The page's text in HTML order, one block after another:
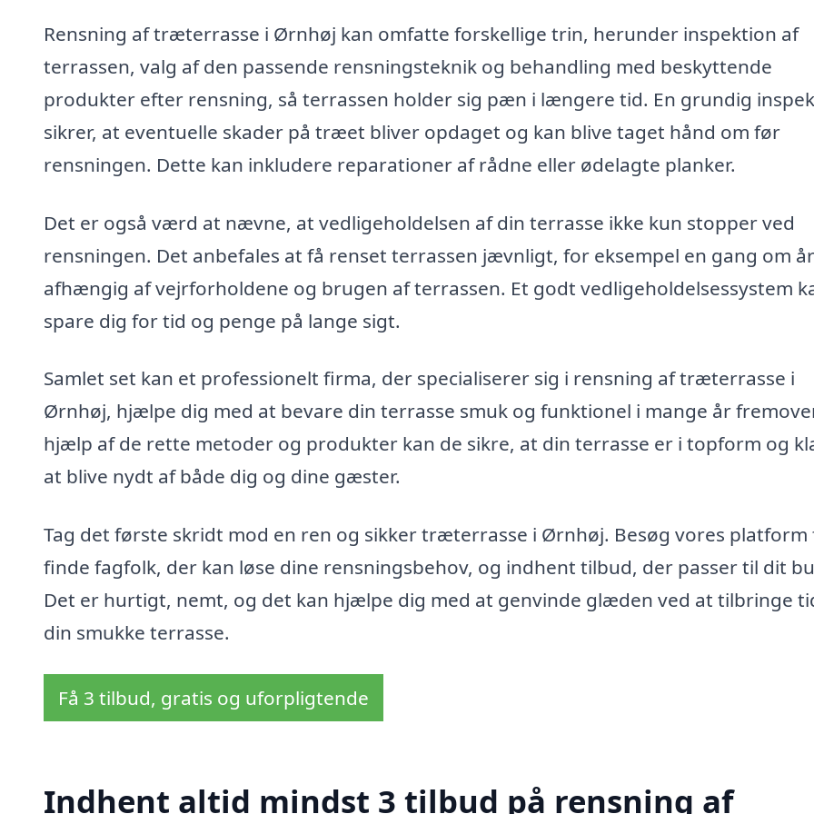
Rensning af træterrasse i Ørnhøj kan omfatte forskellige trin, herunder inspektion af
terrassen, valg af den passende rensningsteknik og behandling med beskyttende
produkter efter rensning, så terrassen holder sig pæn i længere tid. En grundig
sikrer, at eventuelle skader på træet bliver opdaget og kan blive taget hånd om før
rensningen. Dette kan inkludere reparationer af rådne eller ødelagte planker.
Det er også værd at nævne, at vedligeholdelsen af din terrasse ikke kun stopper ved
rensningen. Det anbefales at få renset terrassen jævnligt, for eksempel en gang om
afhængig af vejrforholdene og brugen af terrassen. Et godt vedligeholdelsessystem
spare dig for tid og penge på lange sigt.
Samlet set kan et professionelt firma, der specialiserer sig i rensning af træterrasse i
Ørnhøj, hjælpe dig med at bevare din terrasse smuk og funktionel i mange år
hjælp af de rette metoder og produkter kan de sikre, at din terrasse er i topform og
at blive nydt af både dig og dine gæster.
Tag det første skridt mod en ren og sikker træterrasse i Ørnhøj. Besøg vores platform
finde fagfolk, der kan løse dine rensningsbehov, og indhent tilbud, der passer til dit
Det er hurtigt, nemt, og det kan hjælpe dig med at genvinde glæden ved at tilbringe
din smukke terrasse.
Få 3 tilbud, gratis og uforpligtende
Indhent altid mindst 3 tilbud på rensning af